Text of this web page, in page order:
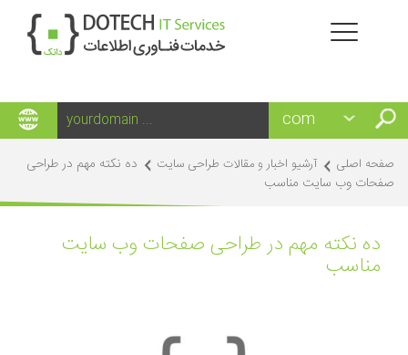
صفحه اصلی آرشیو اخبار و مقالات طراحی سایت
ده نکته مهم در طراحی
صفحات وب سایت مناسب
ده نکته مهم در طراحی صفحات وب سایت
مناسب